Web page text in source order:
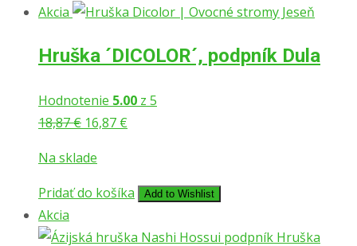
Akcia
Hruška ´DICOLOR´, podpník Dula
Hodnotenie 5.00 z 5
18,87€ Pôvodná
bola:
18,87 €.
16,87 €
16,87 €.
Na sklade
Pridať do košíka
Add to Wishlist
Akcia